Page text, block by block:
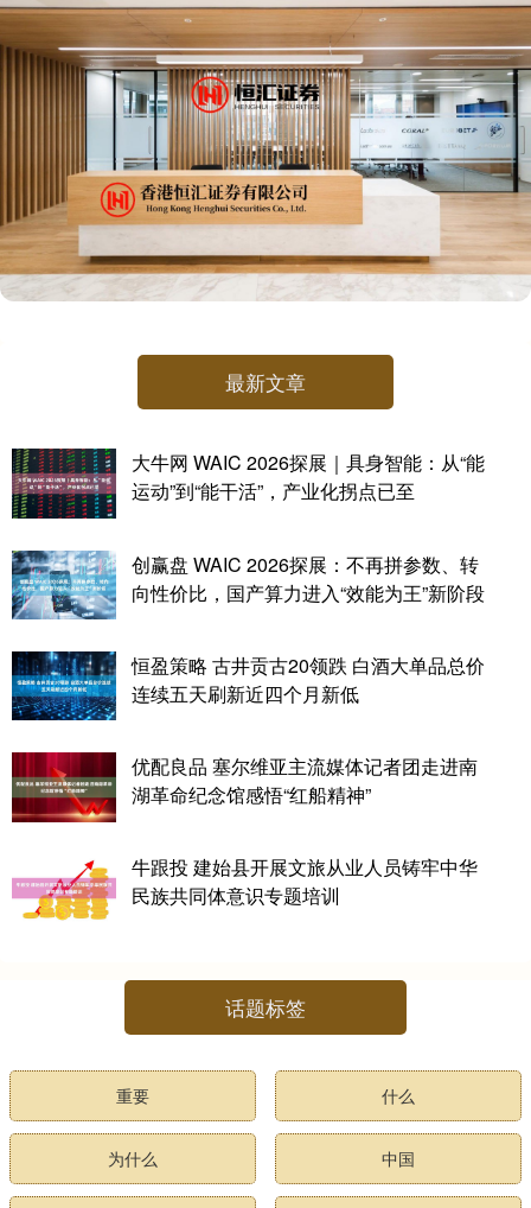
最新文章
大牛网 WAIC 2026探展｜具身智能：从“能
运动”到“能干活”，产业化拐点已至
创赢盘 WAIC 2026探展：不再拼参数、转
向性价比，国产算力进入“效能为王”新阶段
恒盈策略 古井贡古20领跌 白酒大单品总价
连续五天刷新近四个月新低
优配良品 塞尔维亚主流媒体记者团走进南
湖革命纪念馆感悟“红船精神”
牛跟投 建始县开展文旅从业人员铸牢中华
民族共同体意识专题培训
话题标签
重要 什么
为什么 中国